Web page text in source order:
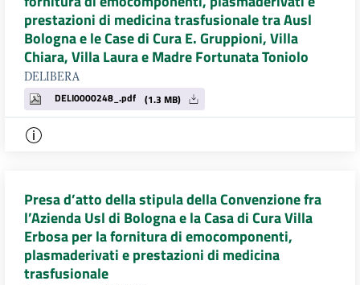
prestazioni di medicina trasfusionale tra Ausl
Bologna e le Case di Cura E. Gruppioni, Villa
Chiara, Villa Laura e Madre Fortunata Toniolo
DELIBERA
DELI0000248_.pdf (1.3 MB)
Presa d’atto della stipula della Convenzione fra
l’Azienda Usl di Bologna e la Casa di Cura Villa
Erbosa per la fornitura di emocomponenti,
plasmaderivati e prestazioni di medicina
trasfusionale